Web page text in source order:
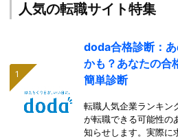
人気の転職サイト特集
doda合格診断：
かも？あなたの合
簡単診断
転職人気企業ランキン
が転職できる可能性の
知らせします。実際に